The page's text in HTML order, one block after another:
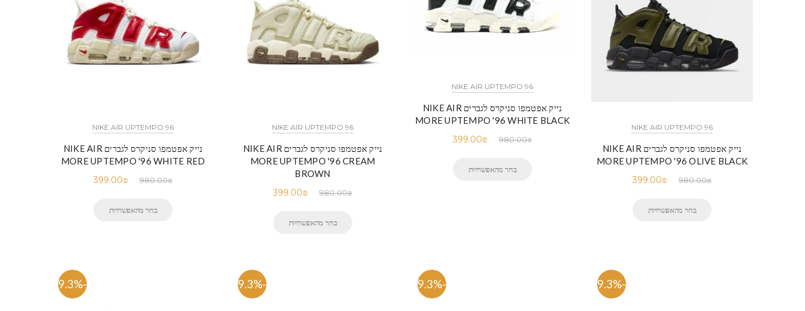
NIKE AIR UPTEMPO 96
נייק אפטמפו סניקרס לגברים NIKE AIR
MORE UPTEMPO '96 WHITE RED
980.00₪
399.00₪
בחר מהאפשרויות
NIKE AIR UPTEMPO 96
נייק אפטמפו סניקרס לגברים NIKE AIR
MORE UPTEMPO '96 CREAM
BROWN
980.00₪
399.00₪
בחר מהאפשרויות
NIKE AIR UPTEMPO 96
נייק אפטמפו סניקרס לגברים NIKE AIR
MORE UPTEMPO '96 WHITE BLACK
980.00₪
399.00₪
בחר מהאפשרויות
NIKE AIR UPTEMPO 96
נייק אפטמפו סניקרס לגברים NIKE AIR
MORE UPTEMPO '96 OLIVE BLACK
980.00₪
399.00₪
בחר מהאפשרויות
-59.3% -59.3% -59.3% -59.3%